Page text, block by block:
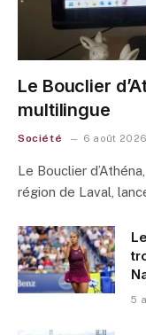
Le Bouclier
multilingue
Société 6 août 2026
Le Bouclier
région de Laval,
5